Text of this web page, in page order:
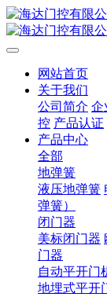
网站首页
关于我们
公司简介 企
控 产品认证
产品中心
全部
地弹簧
液压地弹簧
弹簧）
闭门器
美标闭门器
门器
自动平开门
地埋式平开